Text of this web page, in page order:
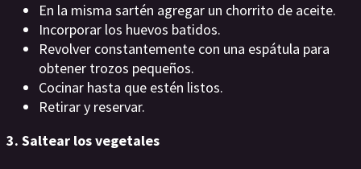
En la misma sartén agregar un chorrito de aceite.
Incorporar los huevos batidos.
Revolver constantemente con una espátula para
obtener trozos pequeños.
Cocinar hasta que estén listos.
Retirar y reservar.
3. Saltear los vegetales